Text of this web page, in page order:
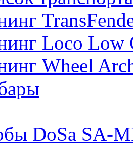
Loco Low
Wheel
DoSа SA-